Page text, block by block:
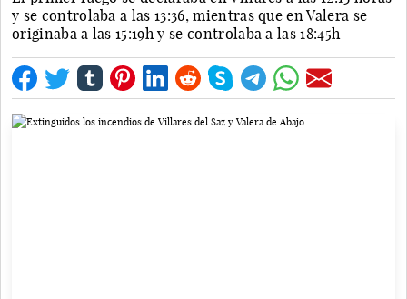
y se controlaba a las 13:36, mientras que en Valera se
originaba a las 15:19h y se controlaba a las 18:45h